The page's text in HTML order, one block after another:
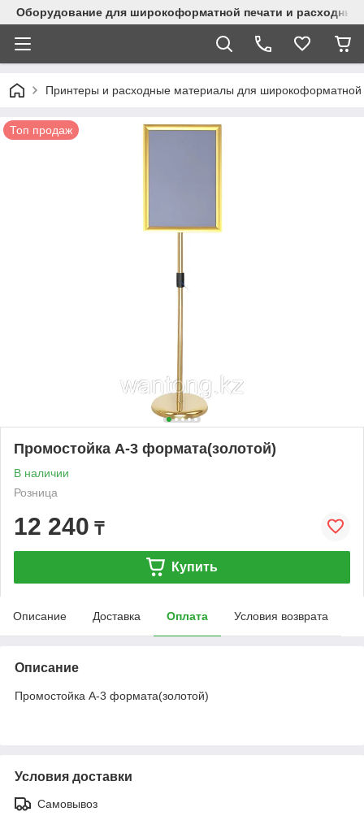
Оборудование для широкоформатной печати и
Принтеры и расходные материалы для широкоформатной
Топ продаж
Промостойка А-3 формата(золотой)
В наличии
Розница
12 240 ₸
Купить
Описание Доставка Оплата Условия возврата
Описание
Промостойка А-3 формата(золотой)
Условия доставки
Самовывоз